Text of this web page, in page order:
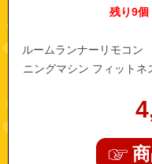
残り9個
ルームランナーリモコン
ニングマシン フィット
コントロール 運動不足
静